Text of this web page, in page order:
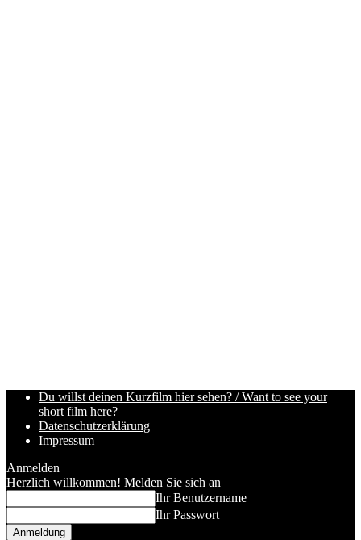
Du willst deinen Kurzfilm hier sehen? / Want to see your
short film here?
Datenschutzerklärung
Impressum
Anmelden
Herzlich willkommen! Melden Sie sich an
Ihr Benutzername
Ihr Passwort